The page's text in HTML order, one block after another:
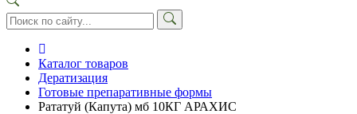
Каталог товаров
Дератизация
Готовые препаративные формы
Рататуй (Капута) мб 10КГ АРАХИС